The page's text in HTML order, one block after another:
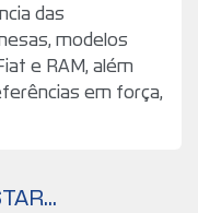
das
modelos
e RAM, além
em força,